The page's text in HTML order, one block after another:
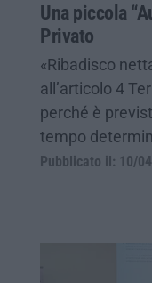
Una piccola
Privato
«Ribadisco
all’articolo 4
perché è
tempo
Pubblicato il: 10/